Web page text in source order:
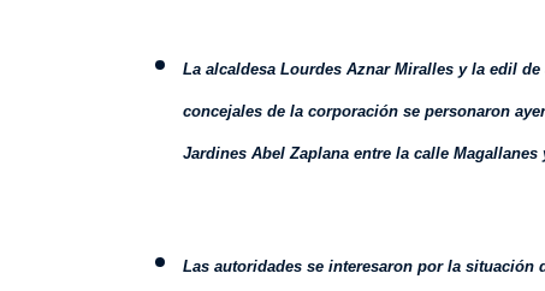
La alcaldesa Lourdes Aznar Miralles y la edil
concejales de la corporación se personaron
Jardines Abel Zaplana entre la calle Magallanes
Las autoridades se interesaron por la